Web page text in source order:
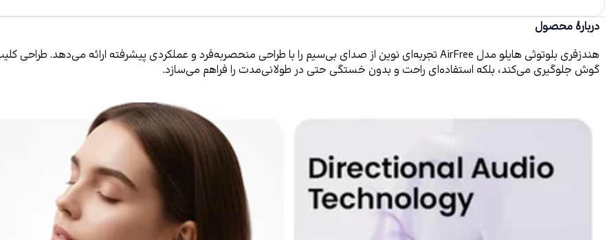
دربارهٔ محصول
گوش جلوگیری می‌کند، بلکه استفاده‌ای راحت و بدون خستگی حتی در طولانی‌مدت را فراهم می‌سازد.